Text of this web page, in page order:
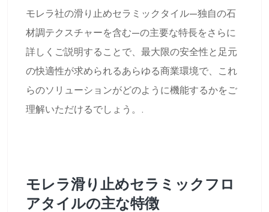
モレラ社の滑り止めセラミックタイル—独自の石
材調テクスチャーを含む—の主要な特長をさらに
詳しくご説明することで、最大限の安全性と足元
の快適性が求められるあらゆる商業環境で、これ
らのソリューションがどのように機能するかをご
理解いただけるでしょう。.
モレラ滑り止めセラミックフロ
アタイルの主な特徴